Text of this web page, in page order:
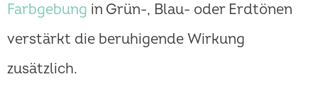
Farbgebung in Grün-, Blau- oder Erdtönen
verstärkt die beruhigende Wirkung
zusätzlich.